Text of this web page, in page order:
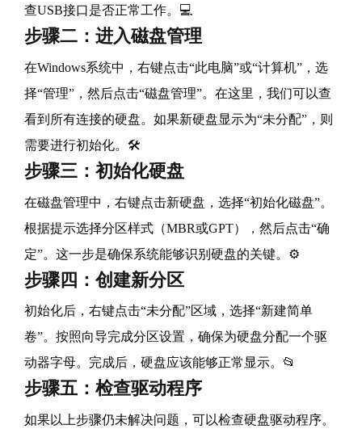
查USB接口是否正常工作。💻
步骤二：进入磁盘管理
在Windows系统中，右键点击“此电脑”或“计算机”，选
择“管理”，然后点击“磁盘管理”。在这里，我们可以查
看到所有连接的硬盘。如果新硬盘显示为“未分配”，则
需要进行初始化。🛠️
步骤三：初始化硬盘
在磁盘管理中，右键点击新硬盘，选择“初始化磁盘”。
根据提示选择分区样式（MBR或GPT），然后点击“确
定”。这一步是确保系统能够识别硬盘的关键。⚙️
步骤四：创建新分区
初始化后，右键点击“未分配”区域，选择“新建简单
卷”。按照向导完成分区设置，确保为硬盘分配一个驱
动器字母。完成后，硬盘应该能够正常显示。📂
步骤五：检查驱动程序
如果以上步骤仍未解决问题，可以检查硬盘驱动程序。